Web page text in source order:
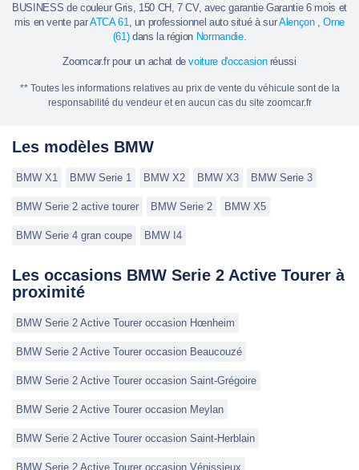
BUSINESS de couleur Gris, 150 CH, 7 CV, avec garantie Garantie 6 mois et
mis en vente parATCA 61, un professionnel auto situé à surAlençon,Orne
(61) dans la région Normandie.
Zoomcar.fr pour un achat devoiture d'occasionréussi
** Toutes les informations relatives au prix de vente du véhicule sont de la
responsabilité du vendeur et en aucun cas du site zoomcar.fr
Les modèles BMW
BMW X1 BMW Serie 1 BMW X2 BMW X3 BMW Serie 3
BMW Serie 2 active tourer BMW Serie 2 BMW X5
BMW Serie 4 gran coupe BMW I4
Les occasions BMW Serie 2 Active Tourer à
proximité
BMW Serie 2 Active Tourer occasion Hœnheim
BMW Serie 2 Active Tourer occasion Beaucouzé
BMW Serie 2 Active Tourer occasion Saint-Grégoire
BMW Serie 2 Active Tourer occasion Meylan
BMW Serie 2 Active Tourer occasion Saint-Herblain
BMW Serie 2 Active Tourer occasion Vénissieux